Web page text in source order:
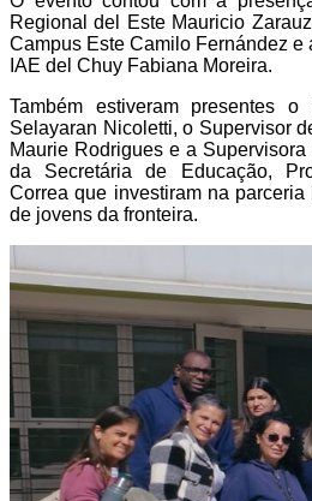
Regional del Este Mauricio
Campus Este Camilo Fernández e
IAE del Chuy Fabiana Moreira.
Também estiveram presentes
Selayaran Nicoletti, o Supervisor
Maurie Rodrigues e a
da Secretária de Educação,
Correa que investiram na
de jovens da fronteira.